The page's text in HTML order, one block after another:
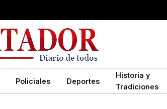
Policiales Deportes
Historia y
Tradiciones